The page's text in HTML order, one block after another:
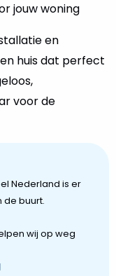
jouw woning
en
huis dat perfect
voor de
Nederland is er
de buurt.
wij op weg